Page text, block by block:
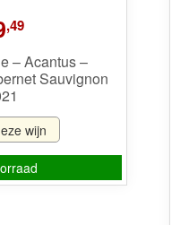
,49
– Acantus –
Sauvignon
wijn